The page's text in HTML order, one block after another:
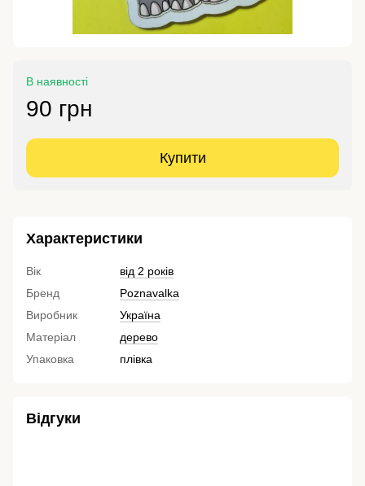
В наявності
90 грн
Купити
Характеристики
Вік
від 2 років
Бренд
Poznavalka
Виробник
Україна
Матеріал
дерево
Упаковка
плівка
Відгуки